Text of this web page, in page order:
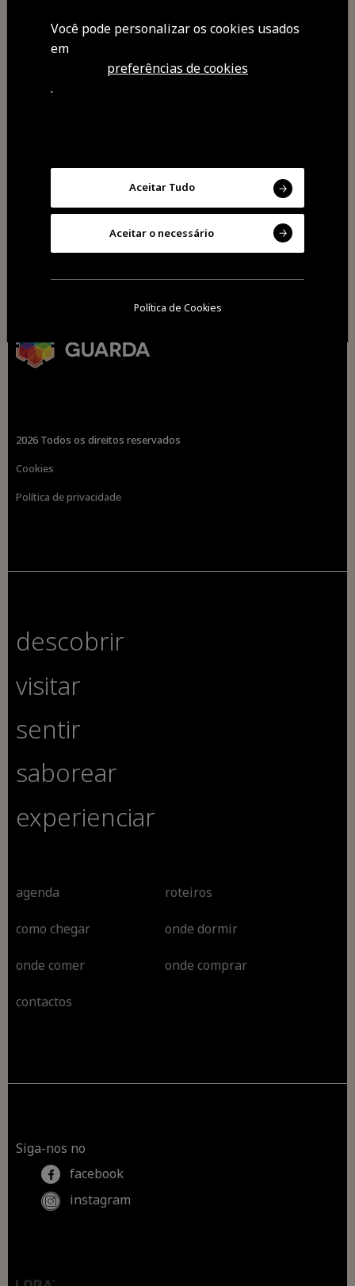
Partilhar
2026 Todos os direitos reservados
Cookies
Política de privacidade
descobrir
visitar
sentir
saborear
experienciar
agenda roteiros
como chegar onde dormir
onde comer onde comprar
contactos
Siga-nos no
facebook
instagram
Você pode personalizar os cookies usados ​​
em
preferências de cookies
.
Aceitar Tudo
Aceitar o necessário
Política de Cookies